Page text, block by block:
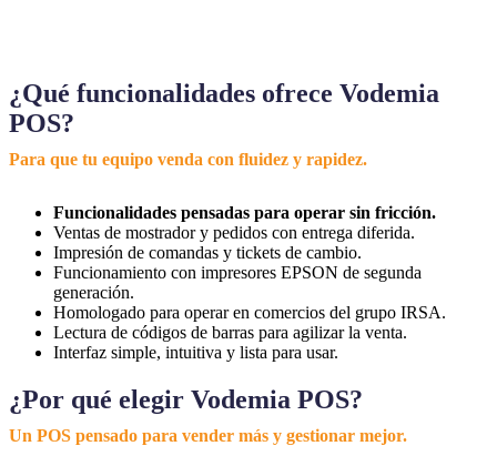
¿Qué funcionalidades ofrece Vodemia
POS?
Para que tu equipo venda con fluidez y rapidez.
Funcionalidades pensadas para operar sin fricción.
Ventas de mostrador y pedidos con entrega diferida.
Impresión de comandas y tickets de cambio.
Funcionamiento con impresores EPSON de segunda
generación.
Homologado para operar en comercios del grupo IRSA.
Lectura de códigos de barras para agilizar la venta.
Interfaz simple, intuitiva y lista para usar.
¿Por qué elegir Vodemia POS?
Un POS pensado para vender más y gestionar mejor.